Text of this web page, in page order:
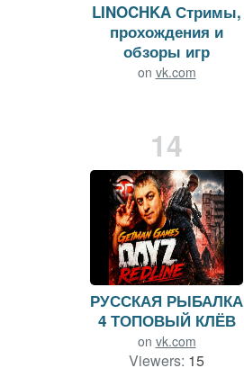
LINOCHKA Стримы,
прохождения и
обзоры игр
on vk.com
14
РУССКАЯ РЫБАЛКА
4 ТОПОВЫЙ КЛЁВ
on vk.com
Viewers: 15